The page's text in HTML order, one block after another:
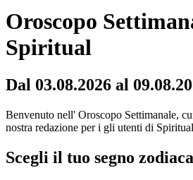
Oroscopo
Spiritual
Dal 03.08.2026 al
Benvenuto nell' Oroscopo Settimanale,
nostra redazione per i gli utenti di
Scegli il tuo segno